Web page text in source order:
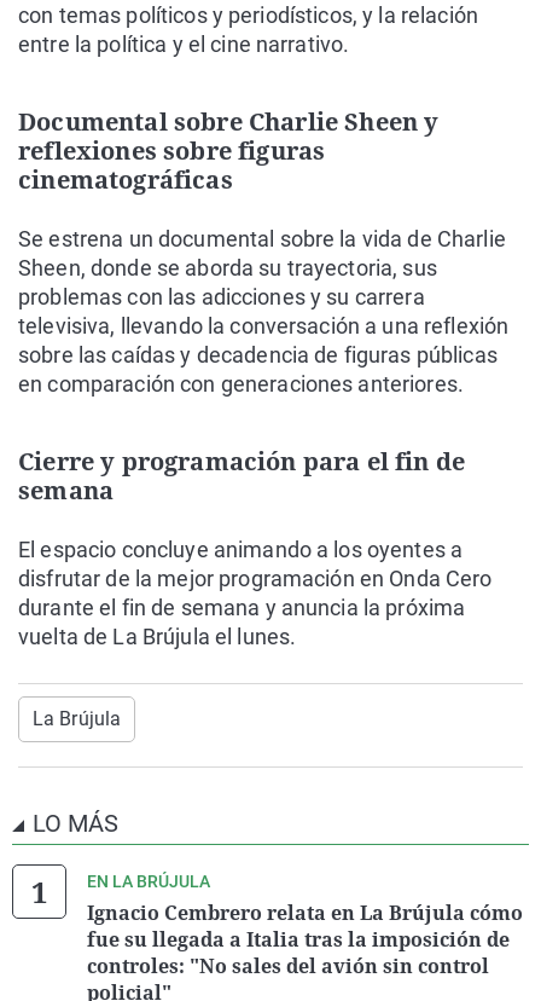
con temas políticos y periodísticos, y la relación
entre la política y el cine narrativo.
Documental sobre Charlie Sheen y
reflexiones sobre figuras
cinematográficas
Se estrena un documental sobre la vida de Charlie
Sheen, donde se aborda su trayectoria, sus
problemas con las adicciones y su carrera
televisiva, llevando la conversación a una reflexión
sobre las caídas y decadencia de figuras públicas
en comparación con generaciones anteriores.
Cierre y programación para el fin de
semana
El espacio concluye animando a los oyentes a
disfrutar de la mejor programación en Onda Cero
durante el fin de semana y anuncia la próxima
vuelta de La Brújula el lunes.
La Brújula
LO MÁS
EN LA BRÚJULA
Ignacio Cembrero relata en La Brújula cómo
fue su llegada a Italia tras la imposición de
controles: "No sales del avión sin control
policial"